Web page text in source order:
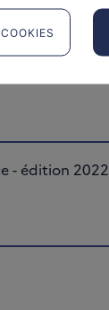
- édition 2022